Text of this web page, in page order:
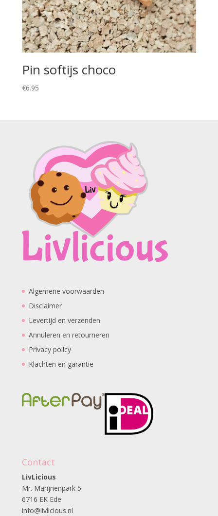
Pin softijs choco
€6.95
Algemene voorwaarden
Disclaimer
Levertijd en verzenden
Annuleren en retourneren
Privacy policy
Klachten en garantie
Contact
LivLicious
Mr. Marijnenpark 5
6716 EK Ede
info@livlicious.nl